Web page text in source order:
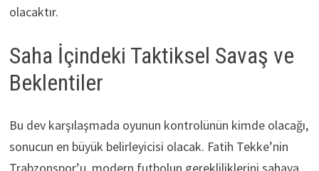
olacaktır.
Saha İçindeki Taktiksel Savaş ve
Beklentiler
Bu dev karşılaşmada oyunun kontrolünün kimde olacağı,
sonucun en büyük belirleyicisi olacak. Fatih Tekke’nin